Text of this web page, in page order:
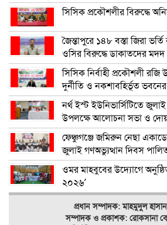
সিসিক প্রকৌশলীর বিরুদ্ধে
জৈন্তাপুরে ১৪৮ বস্তা জিরা
ওসির বিরুদ্ধে ডাকাতদের
সিসিক নির্বাহী প্রকৌশলী রজি
দুর্নীতি ও নকশাবহির্ভূত
নর্থ ইস্ট ইউনিভার্সিটিতে
উপলক্ষে আলোচনা সভা ও
ফেঞ্চুগঞ্জে জমিরুন নেছা
জুলাই গণঅভ্যুত্থান দিবস
ওমর মাহবুবের উদ্যোগে
২০২৬’
প্রধান সম্পাদক: মাহমুদুল
সম্পাদক ও প্রকাশক: রোকসানা